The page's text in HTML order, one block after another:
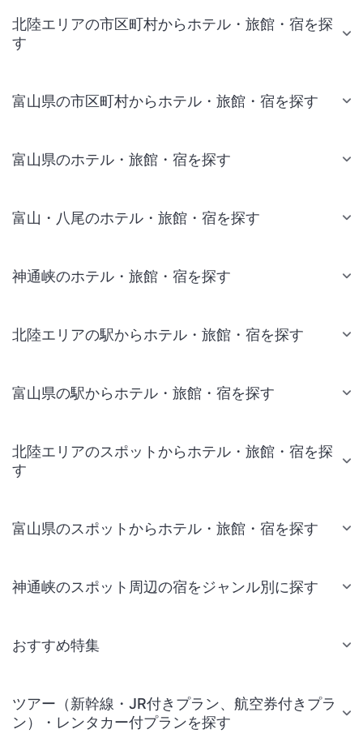
北陸エリアの市区町村からホテル・旅館・宿を探
す
富山県の市区町村からホテル・旅館・宿を探す
富山県のホテル・旅館・宿を探す
富山・八尾のホテル・旅館・宿を探す
神通峡のホテル・旅館・宿を探す
北陸エリアの駅からホテル・旅館・宿を探す
富山県の駅からホテル・旅館・宿を探す
北陸エリアのスポットからホテル・旅館・宿を探
す
富山県のスポットからホテル・旅館・宿を探す
神通峡のスポット周辺の宿をジャンル別に探す
おすすめ特集
ツアー（新幹線・JR付きプラン、航空券付きプラ
ン）・レンタカー付プランを探す